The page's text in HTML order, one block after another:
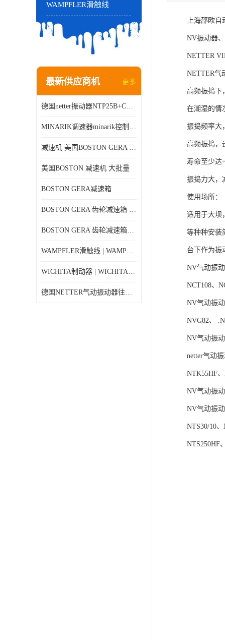
WAMPFLER滑触线
最新供应商机 更多
德国netter振动器NTP25B+C进口品质现货销售
MINARIK调速器minarik控制器Minarik驱动器
减速机 美国BOSTON GERA 批量销售
美国BOSTON 减速机 大批量
BOSTON GERA减速箱
BOSTON GERA 齿轮减速箱 F710-40-B4-G
BOSTON GERA 齿轮减速箱F710-5-B4-J
WAMPFLER滑触线 | WAMPFLER碳刷进口特价
WICHITA制动器 | WICHITA离合器产品价格
德国NETTER气动振动器往复式NTK 18AL
上海邵欧
NV振动器
NETTER
NETTER气
高频振捣下
在潮湿的情
振捣频率大
高频振捣，
寿命至少达
振捣力大，
使用场所：
适用于大坝
等种种安装
台下作为振
NV气动振
NCT108、
NV气动振
NVG82、
NV气动振
netter气动
NTK55HF
NV气动振动
NV气动振动
NTS30/10
NTS250HF